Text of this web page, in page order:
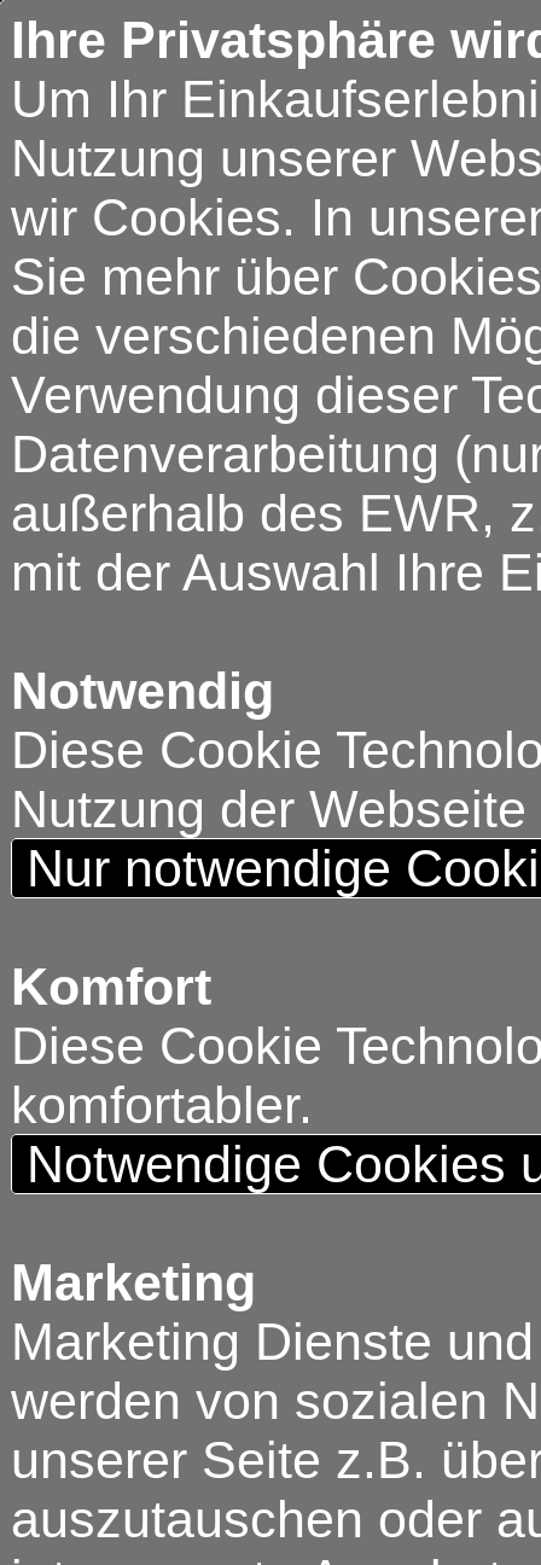
Ihre Privatsphäre
Um Ihr
Nutzung unserer
wir Cookies. In
Sie mehr über
die verschiedenen
Verwendung dieser
Datenverarbeitung
außerhalb des EWR,
mit der Auswahl Ihre
Notwendig
Diese Cookie
Nutzung der
Nur notwendige
Komfort
Diese Cookie
komfortabler.
Notwendige Cookies
Marketing
Marketing Dienste
werden von sozialen
unserer Seite z.B.
auszutauschen oder